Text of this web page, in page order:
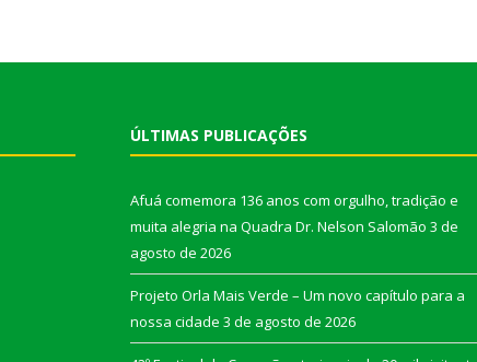
ÚLTIMAS PUBLICAÇÕES
Afuá comemora 136 anos com orgulho, tradição e
muita alegria na Quadra Dr. Nelson Salomão 3 de
agosto de 2026
Projeto Orla Mais Verde – Um novo capítulo para a
nossa cidade 3 de agosto de 2026